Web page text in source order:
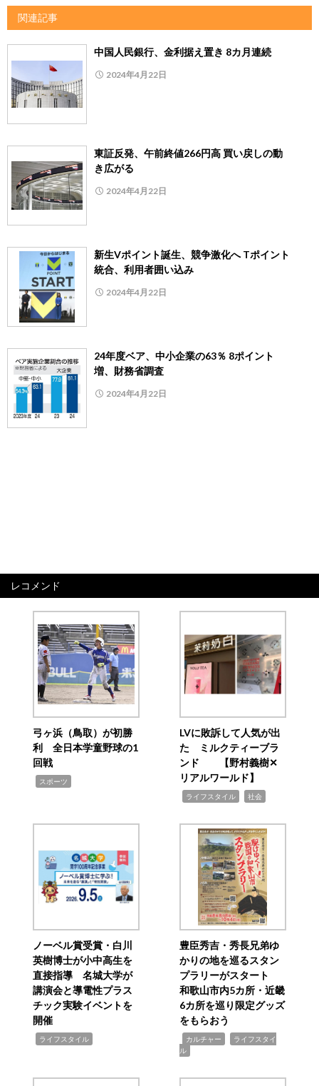
関連記事
中国人民銀行、金利据え置き 8カ月連続
2024年4月22日
東証反発、午前終値266円高 買い戻しの動
き広がる
2024年4月22日
新生Vポイント誕生、競争激化へ Tポイント
統合、利用者囲い込み
2024年4月22日
24年度ベア、中小企業の63％ 8ポイント
増、財務省調査
2024年4月22日
レコメンド
弓ヶ浜（鳥取）が初勝
利 全日本学童野球の1
回戦
スポーツ
LVに敗訴して人気が出
た ミルクティーブラ
ンド 【野村義樹✕
リアルワールド】
ライフスタイル 社会
ノーベル賞受賞・白川
英樹博士が小中高生を
直接指導 名城大学が
講演会と導電性プラス
チック実験イベントを
開催
ライフスタイル
豊臣秀吉・秀長兄弟ゆ
かりの地を巡るスタン
プラリーがスタート
和歌山市内5カ所・近畿
6カ所を巡り限定グッズ
をもらおう
カルチャー
ライフスタイ
ル